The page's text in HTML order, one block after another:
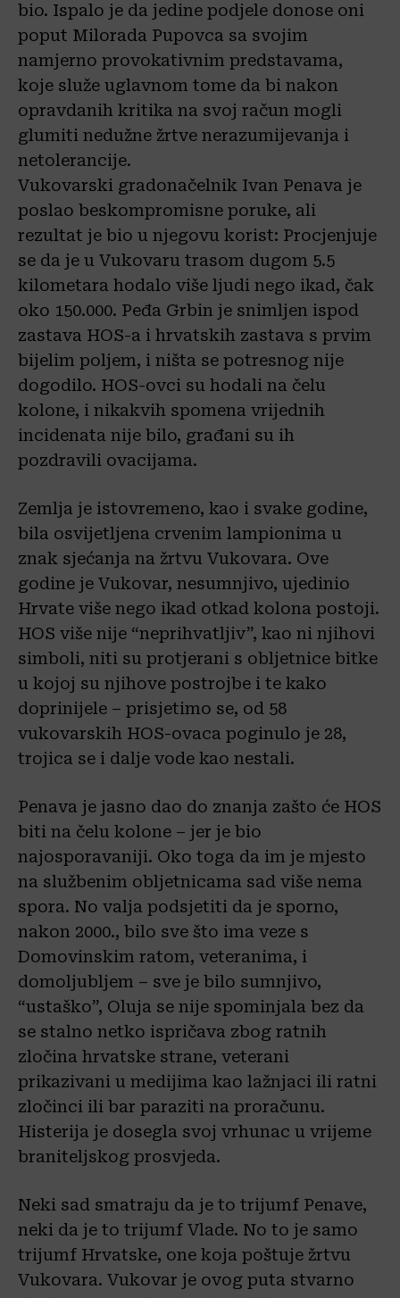
bio. Ispalo je da jedine podjele donose oni
poput Milorada Pupovca sa svojim
namjerno provokativnim predstavama,
koje služe uglavnom tome da bi nakon
opravdanih kritika na svoj račun mogli
glumiti nedužne žrtve nerazumijevanja i
netolerancije.
Vukovarski gradonačelnik Ivan Penava je
poslao beskompromisne poruke, ali
rezultat je bio u njegovu korist: Procjenjuje
se da je u Vukovaru trasom dugom 5.5
kilometara hodalo više ljudi nego ikad, čak
oko 150.000. Peđa Grbin je snimljen ispod
zastava HOS-a i hrvatskih zastava s prvim
bijelim poljem, i ništa se potresnog nije
dogodilo. HOS-ovci su hodali na čelu
kolone, i nikakvih spomena vrijednih
incidenata nije bilo, građani su ih
pozdravili ovacijama.
Zemlja je istovremeno, kao i svake godine,
bila osvijetljena crvenim lampionima u
znak sjećanja na žrtvu Vukovara. Ove
godine je Vukovar, nesumnjivo, ujedinio
Hrvate više nego ikad otkad kolona postoji.
HOS više nije “neprihvatljiv”, kao ni njihovi
simboli, niti su protjerani s obljetnice bitke
u kojoj su njihove postrojbe i te kako
doprinijele – prisjetimo se, od 58
vukovarskih HOS-ovaca poginulo je 28,
trojica se i dalje vode kao nestali.
Penava je jasno dao do znanja zašto će HOS
biti na čelu kolone – jer je bio
najosporavaniji. Oko toga da im je mjesto
na službenim obljetnicama sad više nema
spora. No valja podsjetiti da je sporno,
nakon 2000., bilo sve što ima veze s
Domovinskim ratom, veteranima, i
domoljubljem – sve je bilo sumnjivo,
“ustaško”, Oluja se nije spominjala bez da
se stalno netko ispričava zbog ratnih
zločina hrvatske strane, veterani
prikazivani u medijima kao lažnjaci ili ratni
zločinci ili bar paraziti na proračunu.
Histerija je dosegla svoj vrhunac u vrijeme
braniteljskog prosvjeda.
Neki sad smatraju da je to trijumf Penave,
neki da je to trijumf Vlade. No to je samo
trijumf Hrvatske, one koja poštuje žrtvu
Vukovara. Vukovar je ovog puta stvarno